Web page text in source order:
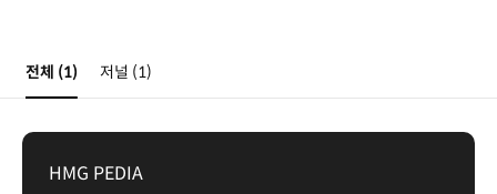
전체 (1) 저널 (1)
HMG PEDIA